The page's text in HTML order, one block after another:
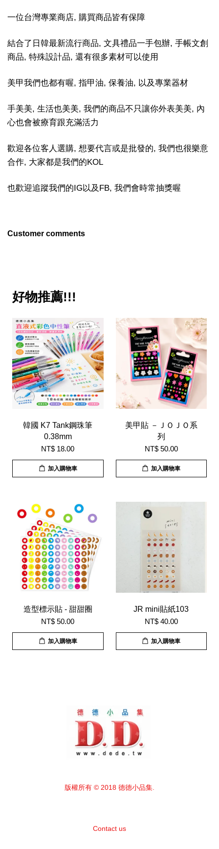
一位台灣專業商店, 購買商品皆有保障
結合了日韓最新流行商品, 文具禮品一手包辦, 手帳文創
商品, 特殊設計品, 還有很多素材可以使用
美甲我們也都有喔, 指甲油, 保養油, 以及專業器材
手美美, 生活也美美, 我們的商品不只讓你外表美美, 內
心也會被療育跟充滿活力
歡迎各位客人選購, 想要代言或是批發的, 我們也很樂意
合作, 大家都是我們的KOL
也歡迎追蹤我們的IG以及FB, 我們會時常抽獎喔
Customer comments
好物推薦!!!
韓國 K7 Tank鋼珠筆
0.38mm
NT$ 18.00
加入購物車
美甲貼 －ＪＯＪＯ系
列
NT$ 50.00
加入購物車
造型標示貼 - 甜甜圈
NT$ 50.00
加入購物車
JR mini貼紙103
NT$ 40.00
加入購物車
版權所有 © 2018 德德小品集.
Contact us